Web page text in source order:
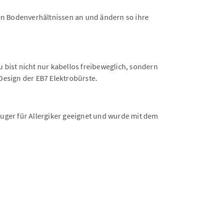
Bodenverhältnissen an und ändern so ihre
bist nicht nur kabellos freibeweglich, sondern
der EB7 Elektrobürste.
für Allergiker geeignet und wurde mit dem